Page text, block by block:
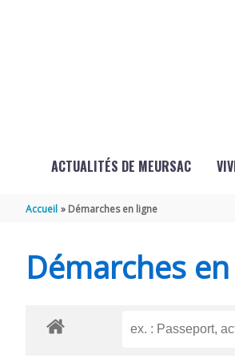
ACTUALITÉS DE MEURSAC
Accueil Démarches en ligne
Démarches